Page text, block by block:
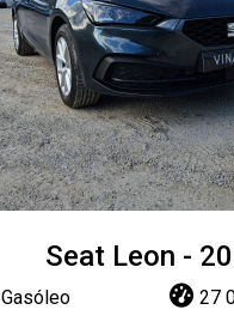
Seat Leon -
Gasóleo 27